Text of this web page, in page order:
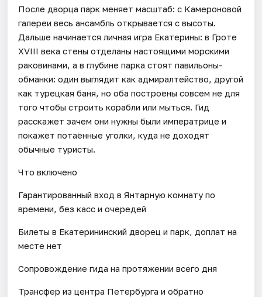
После дворца парк меняет масштаб: с Камероновой
галереи весь ансамбль открывается с высоты.
Дальше начинается личная игра Екатерины: в Гроте
XVIII века стены отделаны настоящими морскими
раковинами, а в глубине парка стоят павильоны-
обманки: один выглядит как адмиралтейство, другой
как турецкая баня, но оба построены совсем не для
того чтобы строить корабли или мыться. Гид
расскажет зачем они нужны были императрице и
покажет потаённые уголки, куда не доходят
обычные туристы.
Что включено
Гарантированный вход в Янтарную комнату по
времени, без касс и очередей
Билеты в Екатерининский дворец и парк, доплат на
месте нет
Сопровождение гида на протяжении всего дня
Трансфер из центра Петербурга и обратно